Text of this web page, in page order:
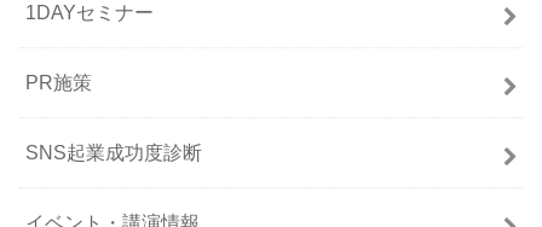
1DAYセミナー
PR施策
SNS起業成功度診断
イベント・講演情報